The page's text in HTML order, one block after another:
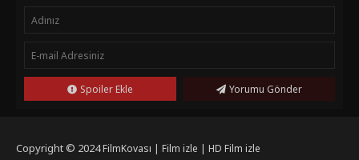
fırsat. '파과 (2025)', film izleme deneyimini bir üst seviyeye
taşıyan etkileyici bir yapım. Türkçe dublaj veya altyazı
seçenekleriyle FilmKovası sitesinde online olarak full izleme
imkanı bulabilirsiniz.'파과 (2025)' filmi, aksiyon, dram ve gizem
türlerini ustaca harmanlayarak seyircilere unutulmaz bir
deneyim sunuyor. İzleyicileri ekran başına kilitleyen bu filmi
Spoiler Ekle Yorumu Gönder
Copyright © 2024FilmKovası | Film izle | HD Film izle